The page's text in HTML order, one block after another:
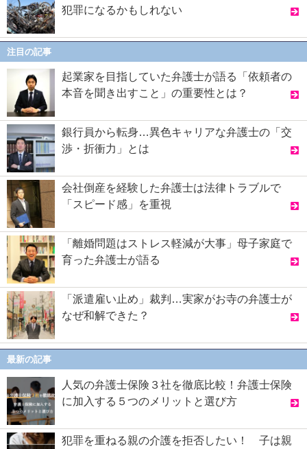
犯罪になるかもしれない
注目の記事
起業家を目指していた弁護士が語る「依頼者の
本音を聞き出すこと」の重要性とは？
銀行員から転身…異色キャリアな弁護士の「交
渉・折衝力」とは
会社倒産を経験した弁護士は法律トラブルで
「スピード感」を重視
「離婚問題はストレス軽減が大事」母子家庭で
育った弁護士が語る
「派遣雇い止め」裁判…実家がお寺の弁護士が
なぜ和解できた？
最新の記事
人気の弁護士保険３社を徹底比較！弁護士保険
に加入する５つのメリットと選び方
犯罪を重ねる親の介護を拒否したい！ 子は親